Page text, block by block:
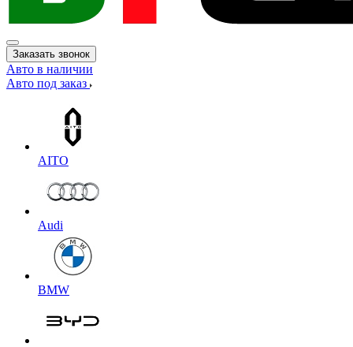
Заказать звонок
Авто в наличии
Авто под заказ
AITO
Audi
BMW